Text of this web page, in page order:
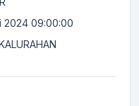
2024 09:00:00